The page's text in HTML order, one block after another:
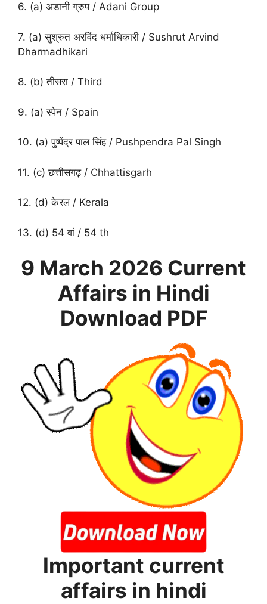
6. (a) अडानी ग्रुप / Adani Group
7. (a) सुश्रुत अरविंद धर्माधिकारी / Sushrut Arvind
Dharmadhikari
8. (b) तीसरा / Third
9. (a) स्पेन / Spain
10. (a) पुष्पेंद्र पाल सिंह / Pushpendra Pal Singh
11. (c) छत्तीसगढ़ / Chhattisgarh
12. (d) केरल / Kerala
13. (d) 54 वां / 54 th
9 March 2026 Current
Affairs in Hindi
Download PDF
Important current
affairs in hindi